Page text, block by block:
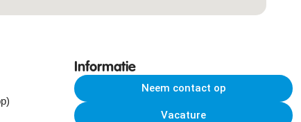
Informatie
Neem contact op
Vacature